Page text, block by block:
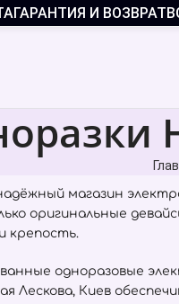
ГАРАНТИЯ И ВОЗВРАТ
магазин
оригинальные
крепость.
одноразовые
Лескова, Киев